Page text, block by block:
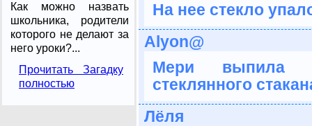
Как можно назвать
школьника, родители
которого не делают за
него уроки?...
Прочитать Загадку
полностью
На нее стекло
Аlyon@
Мери выпила
стеклянного
Лёля